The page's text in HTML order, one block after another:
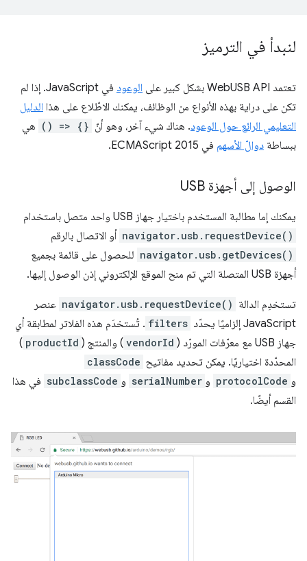
لنبدأ في الترميز
تعتمد WebUSB API بشكل كبير على الوعود
في JavaScript. إذا لم
تكن على دراية بهذه الأنواع من الوظائف، يمكنك الاطّلاع على هذا الدليل
التعليمي الرائع حول الوعود. هناك شيء آخر، وهو أنّ () => {} هي
ببساطة دوالّ الأسهم في ECMAScript 2015.
الوصول إلى أجهزة USB
يمكنك إما مطالبة المستخدم باختيار جهاز USB واحد متصل باستخدام
navigator.usb.requestDevice() أو الاتصال بالرقم
navigator.usb.getDevices() للحصول على قائمة بجميع
أجهزة USB المتصلة التي تم منح الموقع الإلكتروني إذن الوصول إليها.
تستخدِم الدالة navigator.usb.requestDevice() عنصر
JavaScript إلزاميًا يحدّد
filters . تُستخدَم هذه الفلاتر لمطابقة أي
جهاز USB مع معرّفات المورّد (
vendorId ) والمنتج ( productId
)
المحدّدة اختياريًا. يمكن تحديد مفاتيح classCode
و protocolCode و serialNumber و subclassCode في هذا
القسم أيضًا.